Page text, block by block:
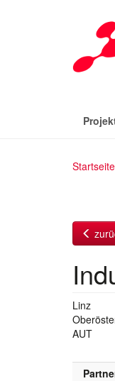
Startseite
Linz
AUT